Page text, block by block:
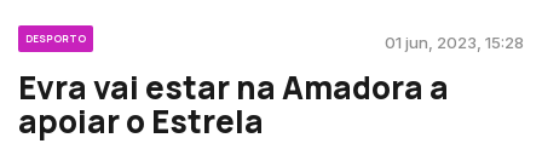
DESPORTO 01 jun, 2023, 15:28
Evra vai estar na Amadora a
apoiar o Estrela